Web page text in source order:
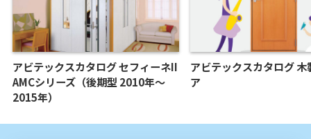
アビテックスカタログ セフィーネII
AMCシリーズ（後期型 2010年～
2015年）
アビテックスカタログ 木
ア